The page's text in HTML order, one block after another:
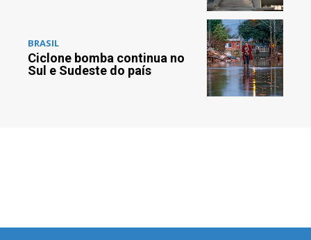
BRASIL
Ciclone bomba continua no
Sul e Sudeste do país